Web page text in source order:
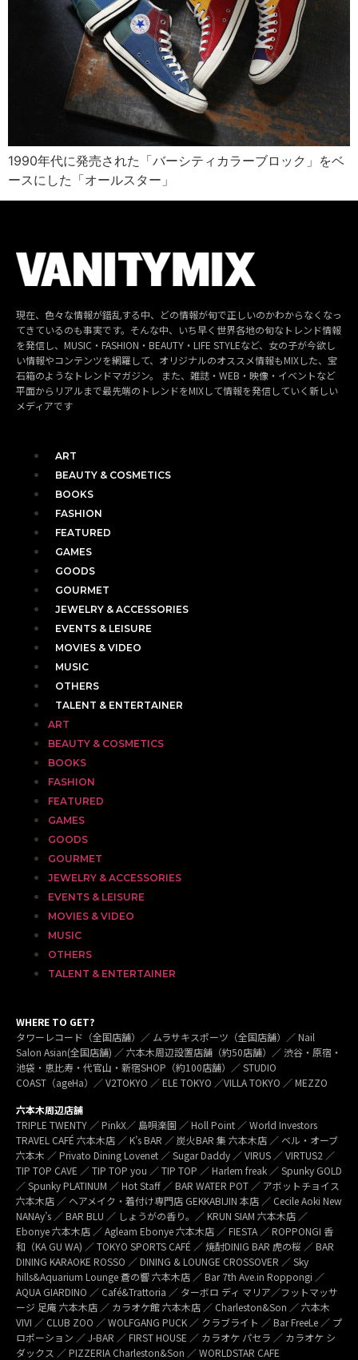
1990年代に発売された「バーシティカラーブロック」をベ
ースにした「オールスター」
現在、色々な情報が錯乱する中、どの情報が旬で正しいのかわからなくなっ
てきているのも事実です。そんな中、いち早く世界各地の旬なトレンド情報
を発信し、MUSIC・FASHION・BEAUTY・LIFE STYLEなど、女の子が今欲し
い情報やコンテンツを網羅して、オリジナルのオススメ情報もMIXした、宝
石箱のようなトレンドマガジン。 また、雑誌・WEB・映像・イベントなど
平面からリアルまで最先端のトレンドをMIXして情報を発信していく新しい
メディアです
ART
BEAUTY & COSMETICS
BOOKS
FASHION
FEATURED
GAMES
GOODS
GOURMET
JEWELRY & ACCESSORIES
EVENTS & LEISURE
MOVIES & VIDEO
MUSIC
OTHERS
TALENT & ENTERTAINER
ART
BEAUTY & COSMETICS
BOOKS
FASHION
FEATURED
GAMES
GOODS
GOURMET
JEWELRY & ACCESSORIES
EVENTS & LEISURE
MOVIES & VIDEO
MUSIC
OTHERS
TALENT & ENTERTAINER
WHERE TO GET?
タワーレコード（全国店舗）／ ムラサキスポーツ（全国店舗）／ Nail
Salon Asian(全国店舗) ／ 六本木周辺設置店舗（約50店舗）／ 渋谷・原宿・
池袋・恵比寿・代官山・新宿SHOP（約100店舗）／ STUDIO
COAST（ageHa）／ V2TOKYO ／ ELE TOKYO ／VILLA TOKYO ／ MEZZO
六本木周辺店舗
TRIPLE TWENTY ／ PinkX／ 島唄楽園 ／ Holl Point ／ World Investors
TRAVEL CAFÉ 六本木店 ／ K’s BAR ／ 炭火BAR 集 六本木店 ／ ベル・オーブ
六本木 ／ Privato Dining Lovenet ／ Sugar Daddy ／ VIRUS ／ VIRTUS2 ／
TIP TOP CAVE ／ TIP TOP you ／ TIP TOP ／ Harlem freak ／ Spunky GOLD
／ Spunky PLATINUM ／ Hot Staff ／ BAR WATER POT ／ アボットチョイス
六本木店 ／ ヘアメイク・着付け専門店 GEKKABIJIN 本店 ／ Cecile Aoki New
NANAy’s ／ BAR BLU ／ しょうがの香り。／ KRUN SIAM 六本木店 ／
Ebonye 六本木店 ／ Agleam Ebonye 六本木店 ／ FIESTA ／ ROPPONGI 香
和（KA GU WA) ／ TOKYO SPORTS CAFÉ ／ 焼酎DINIG BAR 虎の桜 ／ BAR
DINING KARAOKE ROSSO ／ DINING & LOUNGE CROSSOVER ／ Sky
hills&Aquarium Lounge 蒼の響 六本木店 ／ Bar 7th Ave.in Roppongi ／
AQUA GIARDINO ／ Café&Trattoria ／ ターボロ ディ マリア／フットマッサ
ージ 足庵 六本木店 ／ カラオケ館 六本木店 ／ Charleston&Son ／ 六本木
VIVI ／ CLUB ZOO ／ WOLFGANG PUCK ／ クラブライト ／ Bar FreeLe ／ プ
ロポーション ／ J-BAR ／ FIRST HOUSE ／ カラオケ パセラ ／ カラオケ シ
ダックス ／ PIZZERIA Charleston&Son ／ WORLDSTAR CAFE